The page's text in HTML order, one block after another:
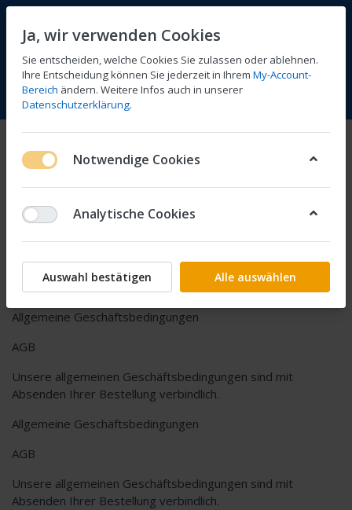
Menü Anmelden Vergleichen Wunschliste
AGB
Allgemeine Geschäftsbedingungen
AGB
Unsere allgemeinen Geschäftsbedingungen sind mit
Absenden Ihrer Bestellung verbindlich.
Allgemeine Geschäftsbedingungen
AGB
Unsere allgemeinen Geschäftsbedingungen sind mit
Absenden Ihrer Bestellung verbindlich.
Allgemeine Geschäftsbedingungen
AGB
Unsere allgemeinen Geschäftsbedingungen sind mit
Absenden Ihrer Bestellung verbindlich.
Ja, wir verwenden Cookies
Sie entscheiden, welche Cookies Sie zulassen oder ablehnen.
Ihre Entscheidung können Sie jederzeit in Ihrem My-Account-
Bereich ändern. Weitere Infos auch in unserer
Datenschutzerklärung.
Notwendige Cookies
Analytische Cookies
Auswahl bestätigen Alle auswählen